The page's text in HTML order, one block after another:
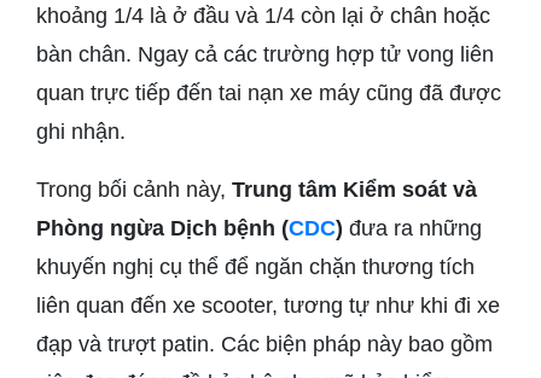
khoảng 1/4 là ở đầu và 1/4 còn lại ở chân hoặc
bàn chân. Ngay cả các trường hợp tử vong liên
quan trực tiếp đến tai nạn xe máy cũng đã được
ghi nhận.
Trong bối cảnh này, Trung tâm Kiểm soát và
Phòng ngừa Dịch bệnh (CDC) đưa ra những
khuyến nghị cụ thể để ngăn chặn thương tích
liên quan đến xe scooter, tương tự như khi đi xe
đạp và trượt patin. Các biện pháp này bao gồm